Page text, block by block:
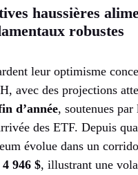
haussières
robustes
leur optimisme
avec des projections
d’année, soutenues
des ETF. Depuis
évolue dans un
946 $, illustrant une